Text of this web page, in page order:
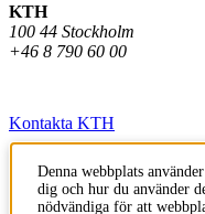
KTH
100 44 Stockholm
+46 8 790 60 00
Kontakta KTH
Jobba på KTH
Press och media
Denna webbplats
dig och hur du använder
nödvändiga för att